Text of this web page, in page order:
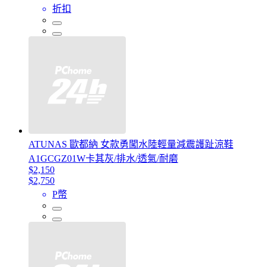
折扣
ATUNAS 歐都納 女款勇闖水陸輕量減震護趾涼鞋
A1GCGZ01W卡其灰/排水/透氣/耐磨
$2,150
$2,750
P幣